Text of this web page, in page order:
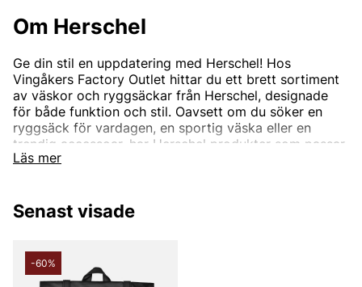
Läs mer
Om Herschel
Ge din stil en uppdatering med Herschel! Hos
Vingåkers Factory Outlet hittar du ett brett sortiment
av väskor och ryggsäckar från Herschel, designade
för både funktion och stil. Oavsett om du söker en
ryggsäck för vardagen, en sportig väska eller en
trendig accessoar, har Herschel produkter som passar
alla behov. Shoppa nu och hitta din nya favorit – alltid
Senast visade
-60%